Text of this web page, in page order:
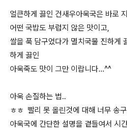
얼큰하게 끓인 건새우아욱국은 바로
어떤 국밥도 부럽지 않은 맛이고,
쌀을 푹 담구었다가 멸치국물 진하게
하게 끓인
아욱죽도 맛이 그만 이랍니다...^^
아욱 손질하는 법..
ㅎㅎ 빨리 못 올린것에 대해 너무 송
아욱국에 간단한 설명을 곁들여서 시